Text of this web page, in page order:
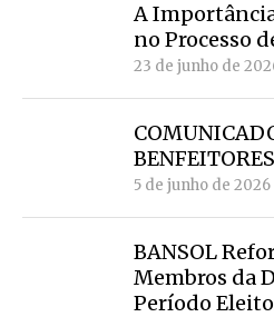
A
no Processo
23 de junho de
BENFEITORES
5 de junho de 2026
BANSOL
Membros da
Período